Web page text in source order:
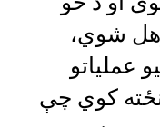
شوي،
عملیاتو
کوي چې